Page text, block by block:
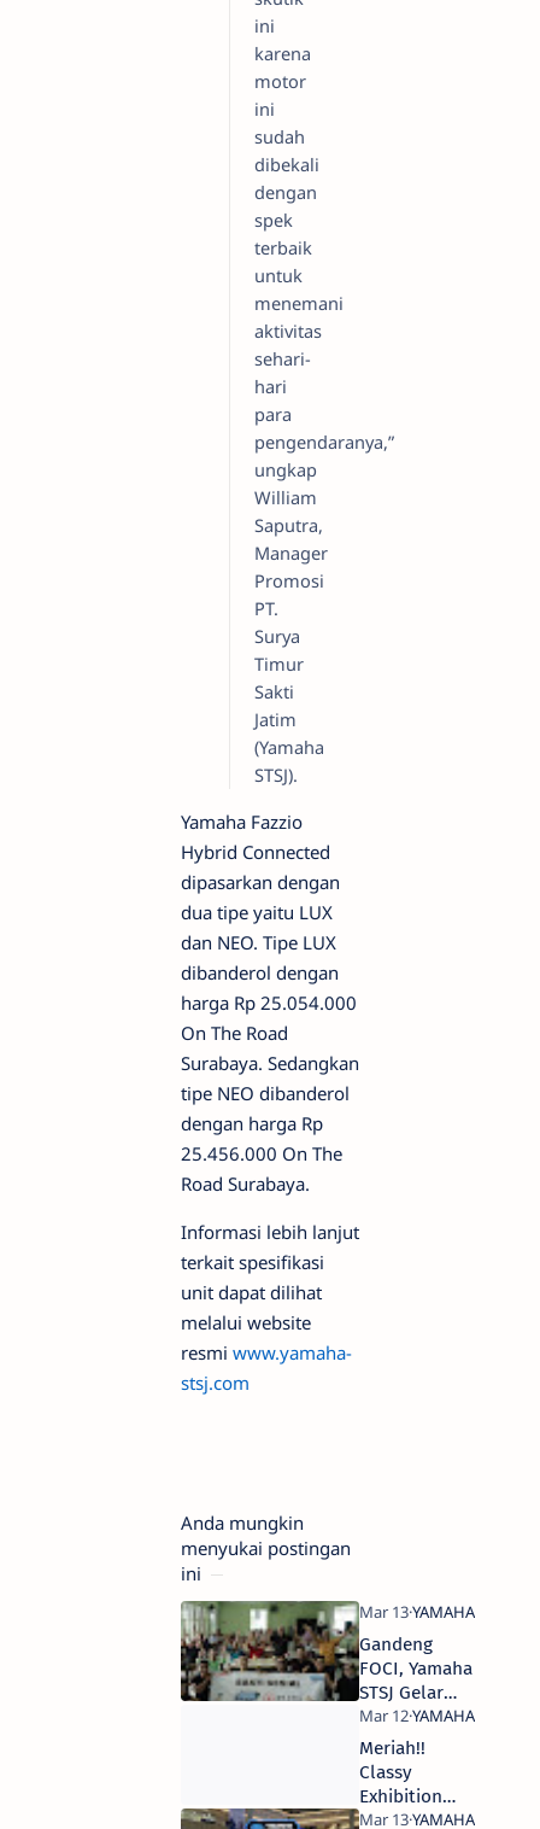
ini
karena
motor
ini
sudah
dibekali
dengan
spek
terbaik
untuk
menemani
aktivitas
sehari-
hari
para
pengendaranya,”
ungkap
William
Saputra,
Manager
Promosi
PT.
Surya
Timur
Sakti
Jatim
(Yamaha
STSJ).
Yamaha Fazzio
Hybrid Connected
dipasarkan dengan
dua tipe yaitu LUX
dan NEO. Tipe LUX
dibanderol dengan
harga Rp 25.054.000
On The Road
Surabaya. Sedangkan
tipe NEO dibanderol
dengan harga Rp
25.456.000 On The
Road Surabaya.
Informasi lebih lanjut
terkait spesifikasi
unit dapat dilihat
melalui website
resmi www.yamaha-
stsj.com
Anda mungkin
menyukai postingan
ini
Gandeng
FOCI, Yamaha
STSJ Gelar
Bakti Sosial
di Griya
Werdha
Jambangan
Meriah!!
Classy
Exhibition
2023 Sukses